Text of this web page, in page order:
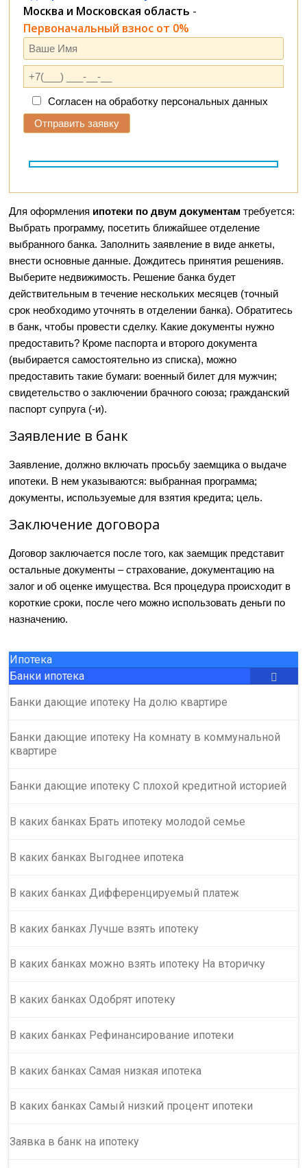
Москва и Московская область -
Первоначальный взнос от 0%
Согласен на обработку персональных данных
Для оформления ипотеки по двум документам требуется:
Выбрать программу, посетить ближайшее отделение
выбранного банка. Заполнить заявление в виде анкеты,
внести основные данные. Дождитесь принятия решенияв.
Выберите недвижимость. Решение банка будет
действительным в течение нескольких месяцев (точный
срок необходимо уточнять в отделении банка). Обратитесь
в банк, чтобы провести сделку. Какие документы нужно
предоставить? Кроме паспорта и второго документа
(выбирается самостоятельно из списка), можно
предоставить такие бумаги: военный билет для мужчин;
свидетельство о заключении брачного союза; гражданский
паспорт супруга (-и).
Заявление в банк
Заявление, должно включать просьбу заемщика о выдаче
ипотеки. В нем указываются: выбранная программа;
документы, используемые для взятия кредита; цель.
Заключение договора
Договор заключается после того, как заемщик представит
остальные документы – страхование, документацию на
залог и об оценке имущества. Вся процедура происходит в
короткие сроки, после чего можно использовать деньги по
назначению.
Ипотека
Банки ипотека
Банки дающие ипотеку На долю квартире
Банки дающие ипотеку На комнату в коммунальной
квартире
Банки дающие ипотеку С плохой кредитной историей
В каких банках Брать ипотеку молодой семье
В каких банках Выгоднее ипотека
В каких банках Дифференцируемый платеж
В каких банках Лучше взять ипотеку
В каких банках можно взять ипотеку На вторичку
В каких банках Одобрят ипотеку
В каких банках Рефинансирование ипотеки
В каких банках Самая низкая ипотека
В каких банках Самый низкий процент ипотеки
Заявка в банк на ипотеку